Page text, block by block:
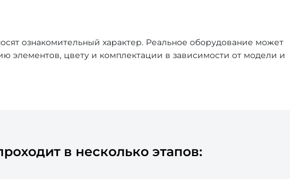
ознакомительный характер. Реальное оборудование может
элементов, цвету и комплектации в зависимости от модели и
в несколько этапов: